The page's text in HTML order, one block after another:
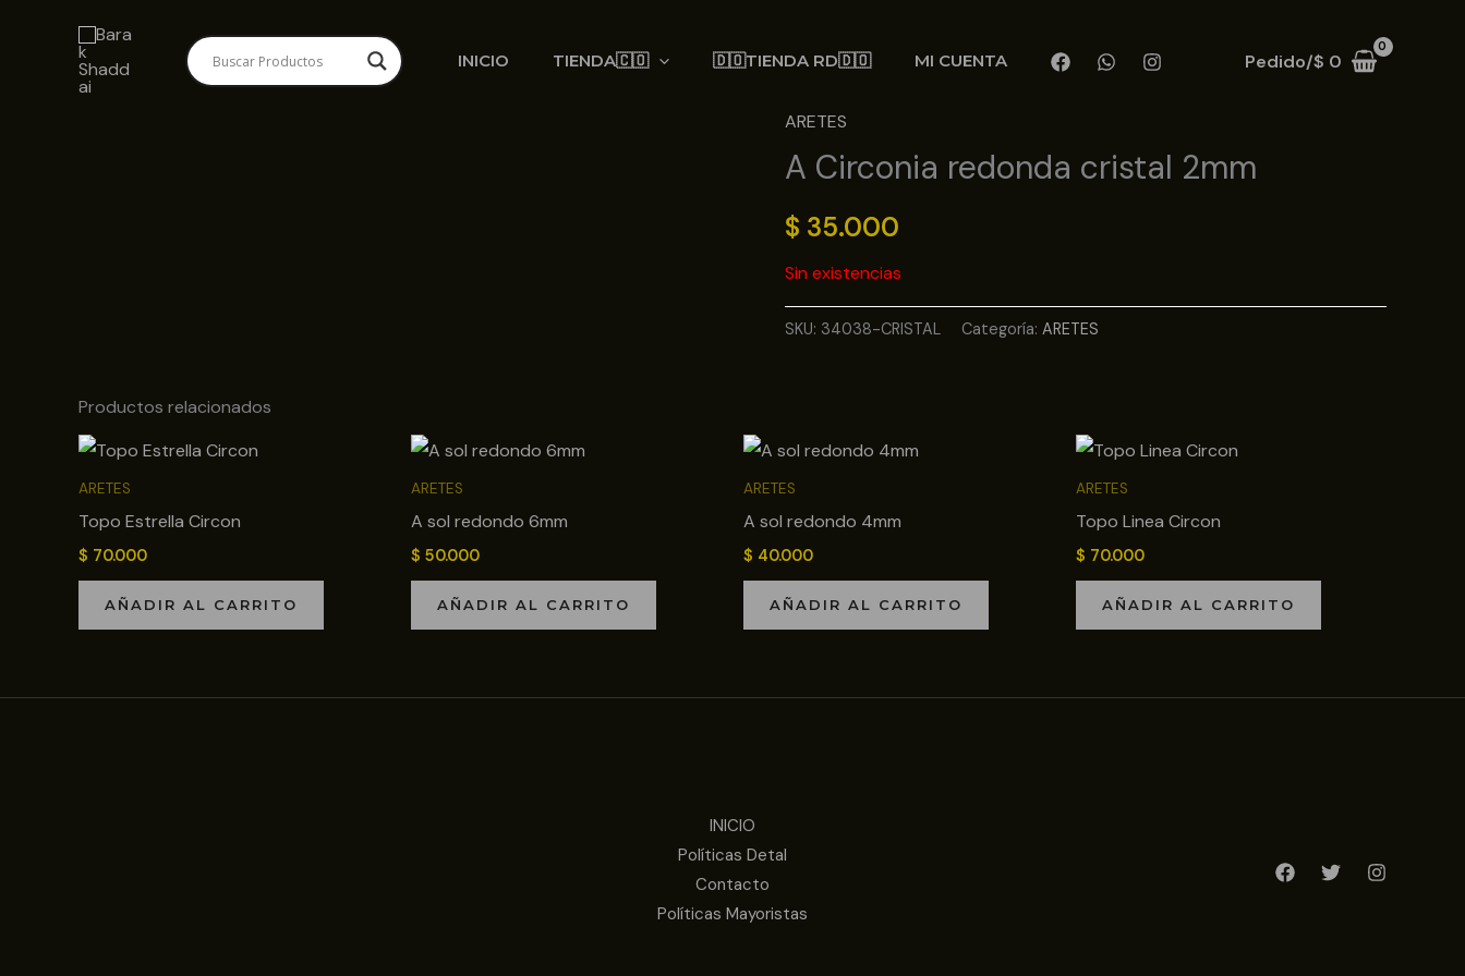
contenido
INICIO TIENDA🇨🇴 🇩🇴TIENDA RD🇩🇴 MI CUENTA Pedido/$ 0
ARETES
A Circonia redonda cristal 2mm
$ 35.000
Sin existencias
SKU: 34038-CRISTAL Categoría: ARETES
Productos relacionados
ARETES
Topo Estrella Circon
$ 70.000
AÑADIR AL CARRITO
ARETES
A sol redondo 6mm
$ 50.000
AÑADIR AL CARRITO
ARETES
A sol redondo 4mm
$ 40.000
AÑADIR AL CARRITO
ARETES
Topo Linea Circon
$ 70.000
AÑADIR AL CARRITO
INICIO
Políticas Detal
Contacto
Políticas Mayoristas